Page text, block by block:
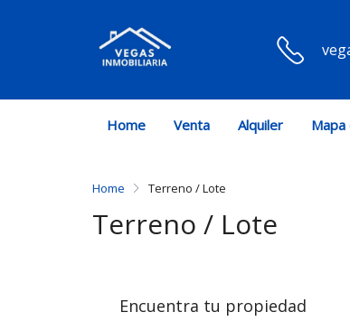
Home Venta Alquiler
Home Terreno / Lote
Terreno / Lote
Encuentra tu propiedad